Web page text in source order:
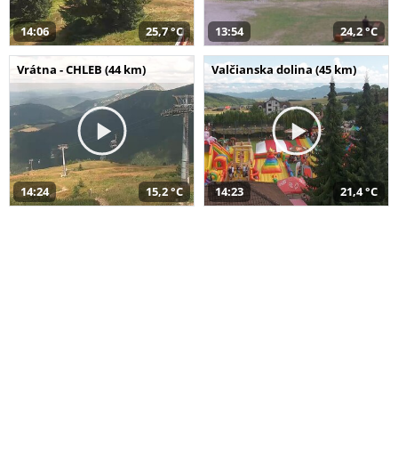
14:06 25,7 °C 13:54 24,2 °C
Vrátna - CHLEB (44 km)
14:24 15,2 °C
Valčianska dolina (45 km)
14:23 21,4 °C